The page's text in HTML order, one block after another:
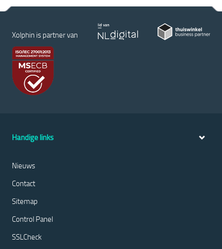
Xolphin is partner van
Handige links
Nieuws
Contact
Sitemap
Control Panel
SSLCheck